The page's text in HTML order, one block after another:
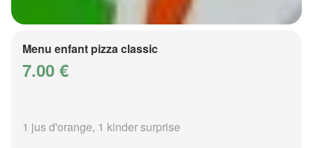
Menu enfant pizza classic
7.00 €
1 jus d'orange, 1 kinder surprise